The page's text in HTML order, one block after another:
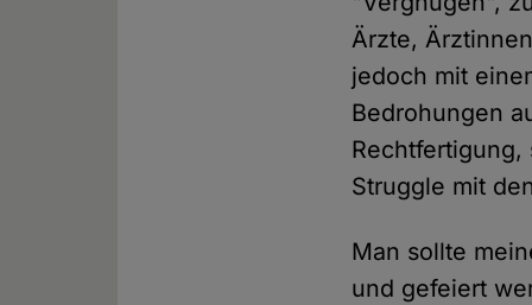
Ärzte,
jedoch mit
Bedrohungen
Struggle mit
Man sollte
und gefeiert